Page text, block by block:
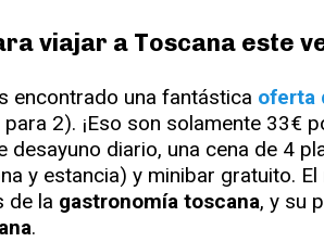
viajar a Toscana este
encontrado una fantástica oferta
2). ¡Eso son solamente 33€
desayuno diario, una cena de 4
y estancia) y minibar gratuito.
de la gastronomía toscana, y su
.